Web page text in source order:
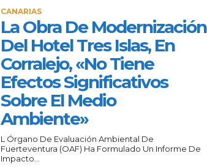
CANARIAS
La Obra De Modernización
Del Hotel Tres Islas, En
Corralejo, «no Tiene
Efectos Significativos
Sobre El Medio
Ambiente»
L Órgano De Evaluación Ambiental De
Fuerteventura (OAF) Ha Formulado Un Informe De
Impacto...